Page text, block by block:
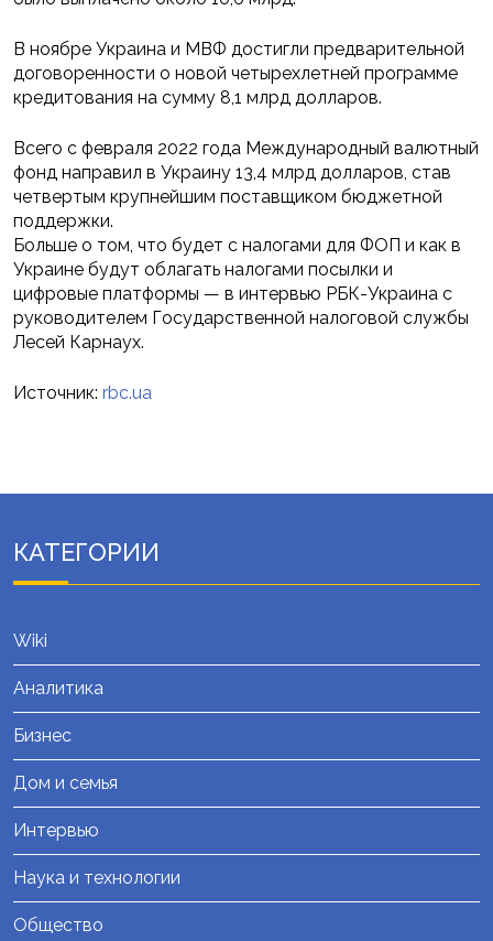
В ноябре Украина и МВФ достигли предварительной
договоренности о новой четырехлетней программе
кредитования на сумму 8,1 млрд долларов.
Всего с февраля 2022 года Международный валютный
фонд направил в Украину 13,4 млрд долларов, став
четвертым крупнейшим поставщиком бюджетной
поддержки.
Больше о том, что будет с налогами для ФОП и как в
Украине будут облагать налогами посылки и
цифровые платформы — в интервью РБК-Украина с
руководителем Государственной налоговой службы
Лесей Карнаух.
Источник: rbc.ua
КАТЕГОРИИ
Wiki
Аналитика
Бизнес
Дом и семья
Интервью
Наука и технологии
Общество